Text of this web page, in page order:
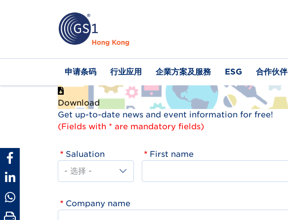
Main
navigation
申请条码 行业应用 企業方案及服務 ESG 合作伙伴
Download
Get up-to-date news and event information for free!
(Fields with * are mandatory fields)
Saluation First name
Company name